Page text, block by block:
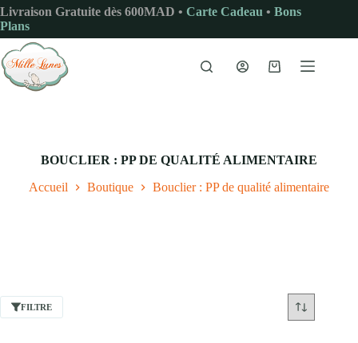
Passer
au
contenu
Livraison Gratuite dès 600MAD • Carte Cadeau • Bons
Plans
Panier
BOUCLIER : PP DE QUALITÉ ALIMENTAIRE
Accueil Boutique Bouclier : PP de qualité alimentaire
FILTRE